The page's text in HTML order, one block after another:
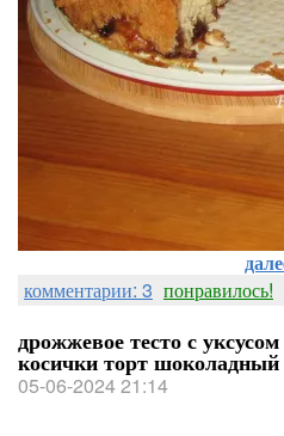
комментарии: 3 понравилось!
дрожжевое тесто с
косички торт шоколадный
05-06-2024 21:14